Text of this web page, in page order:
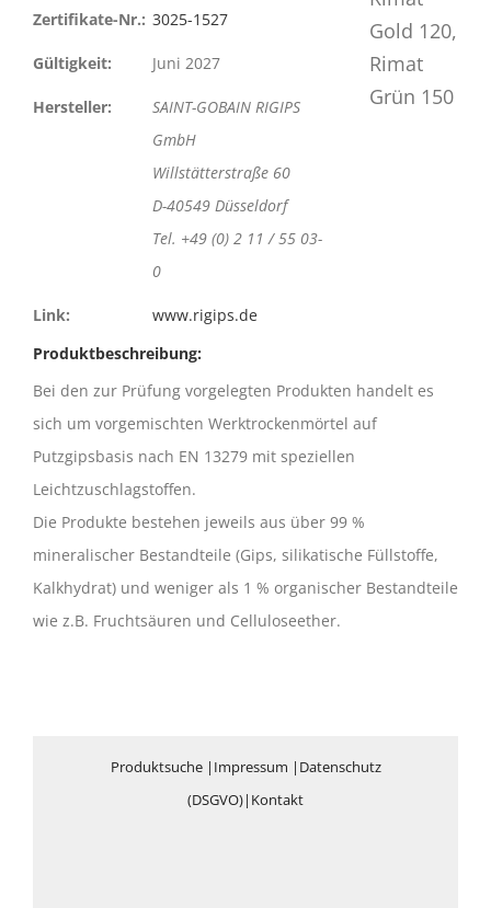
Zertifikate-Nr.: 3025-1527
Gültigkeit: Juni 2027
Hersteller:
SAINT-GOBAIN RIGIPS
GmbH
Willstätterstraße 60
D-40549 Düsseldorf
Tel. +49 (0) 2 11 / 55 03-
0
Link:
www.rigips.de
Produktbeschreibung:
Bei den zur Prüfung vorgelegten Produkten handelt es
sich um vorgemischten Werktrockenmörtel auf
Putzgipsbasis nach EN 13279 mit speziellen
Leichtzuschlagstoffen.
Die Produkte bestehen jeweils aus über 99 %
mineralischer Bestandteile (Gips, silikatische Füllstoffe,
Kalkhydrat) und weniger als 1 % organischer Bestandteile
wie z.B. Fruchtsäuren und Celluloseether.
Produktsuche| Impressum | Datenschutz
(DSGVO)| Kontakt